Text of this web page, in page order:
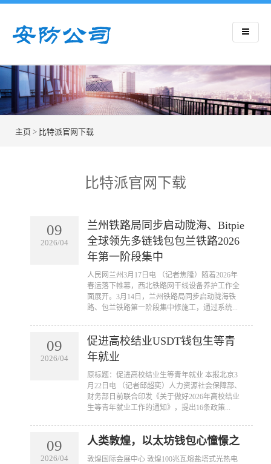
主页 > 比特派官网下载
比特派官网下载
09
2026/04
兰州铁路局同步启动陇海、Bitpie
全球领先多链钱包包兰铁路2026
年第一阶段集中
​人民网兰州3月17日电 （记者焦隆）随着2026年
春运落下帷幕，西北铁路网干线设备养护工作全
面展开。3月14日，兰州铁路局同步启动陇海铁
路、包兰铁路第一阶段集中修施工，通过系统...
09
2026/04
促进高校结业USDT钱包生等青
年就业
​原标题：促进高校结业生等青年就业 本报北京3
月22日电 （记者邱超奕）人力资源社会保障部、
财务部日前联合印发《关于做好2026年高校结业
生等青年就业工作的通知》，提出16条政策...
09
2026/04
人类敦煌，以太坊钱包心憧憬之
​敦煌国际会展中心 敦煌100兆瓦熔盐塔式光热电